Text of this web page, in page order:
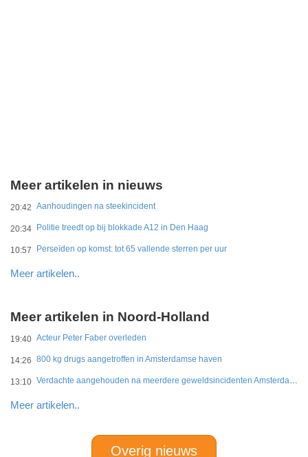
Meer artikelen in nieuws
20:42 Aanhoudingen na steekincident
20:34 Politie treedt op bij blokkade A12 in Den Haag
10:57 Perseïden op komst: tot 65 vallende sterren per uur
Meer artikelen..
Meer artikelen in Noord-Holland
19:40 Acteur Peter Faber overleden
14:26 800 kg drugs aangetroffen in Amsterdamse haven
13:10 Verdachte aangehouden na meerdere geweldsincidenten Amsterdam-West
Meer artikelen..
Overig nieuws